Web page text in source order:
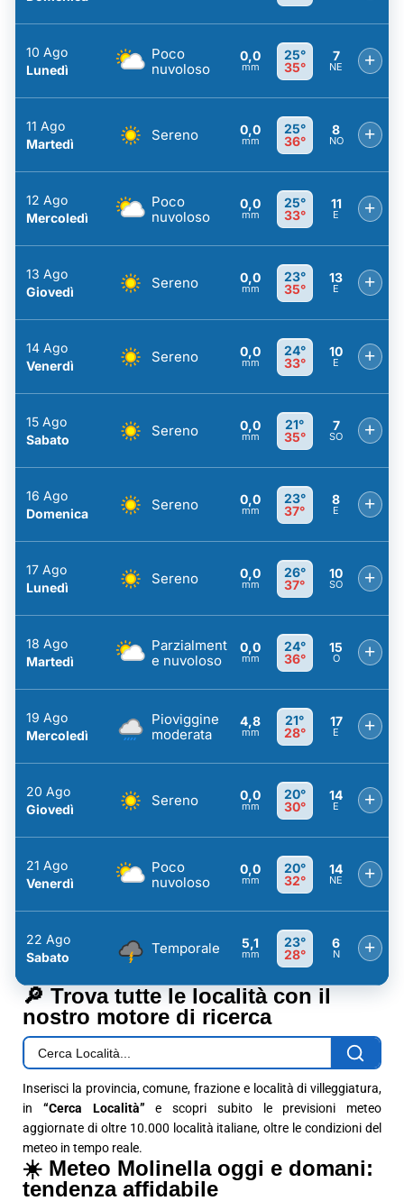
10 Ago
Lunedì
Poco
nuvoloso
0,0
mm
25°
35°
7
NE +
11 Ago
Martedì
Sereno 0,0
mm
25°
36°
8
NO +
12 Ago
Mercoledì
Poco
nuvoloso
0,0
mm
25°
33°
11
E +
13 Ago
Giovedì
Sereno 0,0
mm
23°
35°
13
E +
14 Ago
Venerdì
Sereno 0,0
mm
24°
33°
10
E +
15 Ago
Sabato
Sereno 0,0
mm
21°
35°
7
SO +
16 Ago
Domenica
Sereno 0,0
mm
23°
37°
8
E +
17 Ago
Lunedì
Sereno 0,0
mm
26°
37°
10
SO +
18 Ago
Martedì
Parzialment
e nuvoloso
0,0
mm
24°
36°
15
O +
19 Ago
Mercoledì
Pioviggine
moderata
4,8
mm
21°
28°
17
E +
20 Ago
Giovedì
Sereno 0,0
mm
20°
30°
14
E +
21 Ago
Venerdì
Poco
nuvoloso
0,0
mm
20°
32°
14
NE +
22 Ago
Sabato
Temporale 5,1
mm
23°
28°
6
N +
🔎 Trova tutte le località con il
nostro motore di ricerca
Inserisci la provincia, comune, frazione e località di villeggiatura,
in “Cerca Località” e scopri subito le previsioni meteo
aggiornate di oltre 10.000 località italiane, oltre le condizioni del
meteo in tempo reale.
☀️ Meteo Molinella oggi e domani:
tendenza affidabile